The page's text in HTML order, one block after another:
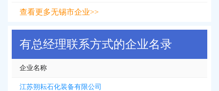
查看更多无锡市企业>>
有总经理联系方式的企业名录
企业名称
江苏朔耘石化装备有限公司